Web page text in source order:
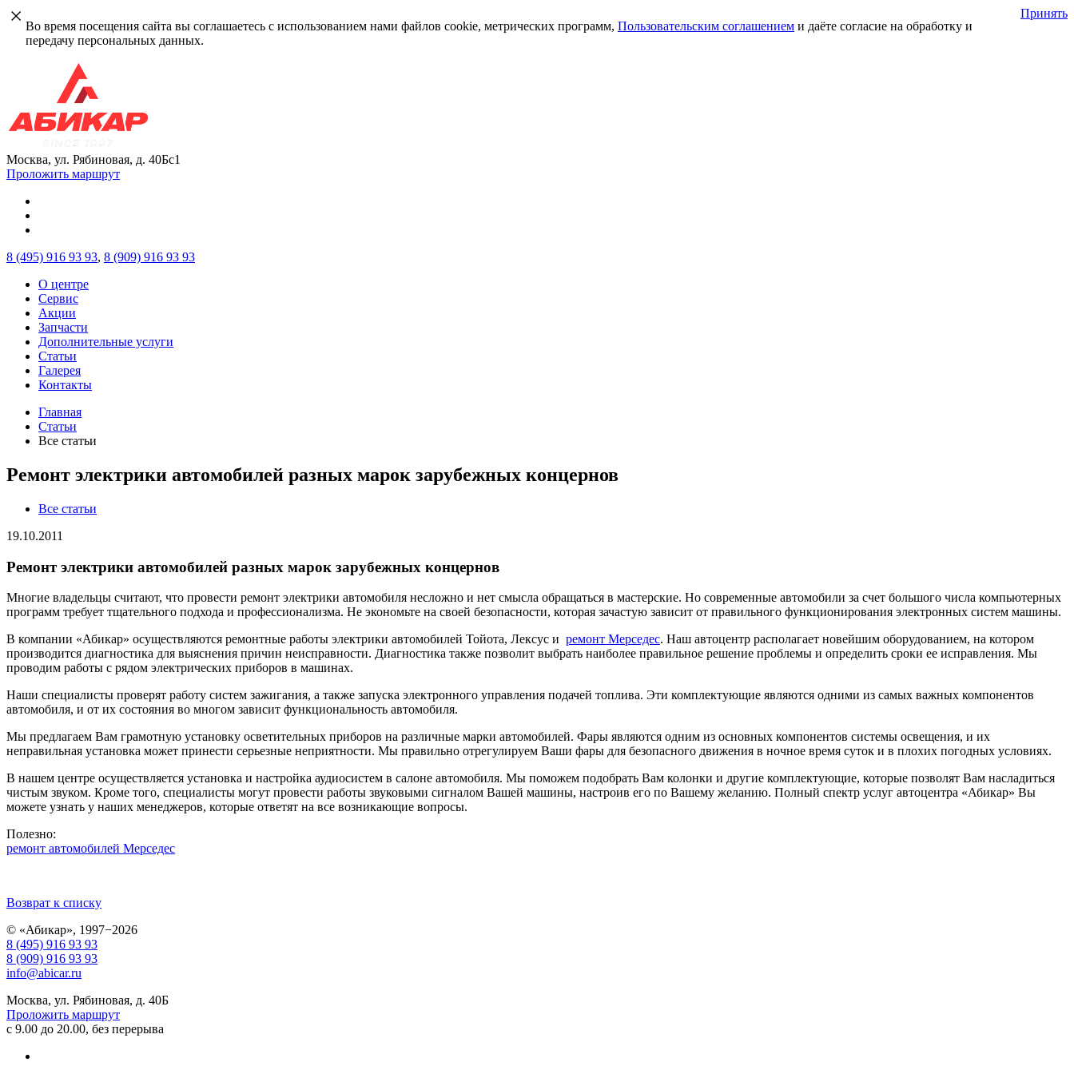
Во время посещения сайта вы соглашаетесь с использованием нами файлов cookie, метрических программ, Пользовательским соглашением и даёте согласие на обработку и
передачу персональных данных.
Принять
Москва, ул. Рябиновая, д. 40Бс1
Проложить маршрут
8 (495) 916 93 93, 8 (909) 916 93 93
О центре
Сервис
Акции
Запчасти
Дополнительные услуги
Статьи
Галерея
Контакты
Главная
Статьи
Все статьи
Ремонт электрики автомобилей разных марок зарубежных концернов
Все статьи
19.10.2011
Ремонт электрики автомобилей разных марок зарубежных концернов
Многие владельцы считают, что провести ремонт электрики автомобиля несложно и нет смысла обращаться в мастерские. Но современные автомобили за счет большого числа компьютерных
программ требует тщательного подхода и профессионализма. Не экономьте на своей безопасности, которая зачастую зависит от правильного функционирования электронных систем машины.
В компании «Абикар» осуществляются ремонтные работы электрики автомобилей Тойота, Лексус и ремонт Мерседес. Наш автоцентр располагает новейшим оборудованием, на котором
производится диагностика для выяснения причин неисправности. Диагностика также позволит выбрать наиболее правильное решение проблемы и определить сроки ее исправления. Мы
проводим работы с рядом электрических приборов в машинах.
Наши специалисты проверят работу систем зажигания, а также запуска электронного управления подачей топлива. Эти комплектующие являются одними из самых важных компонентов
автомобиля, и от их состояния во многом зависит функциональность автомобиля.
Мы предлагаем Вам грамотную установку осветительных приборов на различные марки автомобилей. Фары являются одним из основных компонентов системы освещения, и их
неправильная установка может принести серьезные неприятности. Мы правильно отрегулируем Ваши фары для безопасного движения в ночное время суток и в плохих погодных условиях.
В нашем центре осуществляется установка и настройка аудиосистем в салоне автомобиля. Мы поможем подобрать Вам колонки и другие комплектующие, которые позволят Вам насладиться
чистым звуком. Кроме того, специалисты могут провести работы звуковыми сигналом Вашей машины, настроив его по Вашему желанию. Полный спектр услуг автоцентра «Абикар» Вы
можете узнать у наших менеджеров, которые ответят на все возникающие вопросы.
Полезно:
ремонт автомобилей Мерседес
Возврат к списку
© «Абикар», 1997−2026
8 (495) 916 93 93
8 (909) 916 93 93
info@abicar.ru
Москва, ул. Рябиновая, д. 40Б
Проложить маршрут
с 9.00 до 20.00, без перерыва